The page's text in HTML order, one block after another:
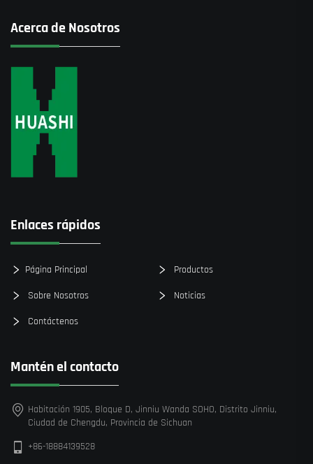
Acerca de Nosotros
Enlaces rápidos
Página Principal Productos
Sobre Nosotros Noticias
Contáctenos
Mantén el contacto
Habitación 1905, Bloque D, Jinniu Wanda SOHO, Distrito Jinniu,
Ciudad de Chengdu, Provincia de Sichuan
+86-18884139528